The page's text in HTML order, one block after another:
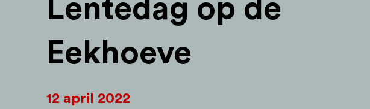
Lentedag op de
Eekhoeve
12 april 2022